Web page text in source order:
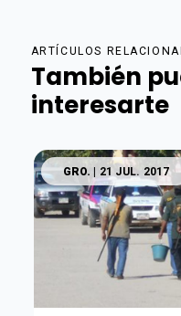
ARTÍCULOS
También
interesarte
GRO. | 21 JUL. 2017